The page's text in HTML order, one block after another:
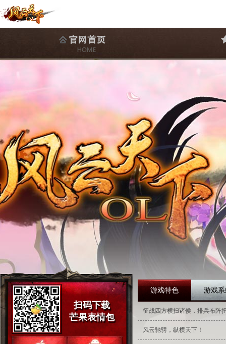
扫码下载
芒果表情包
游戏特色 游戏
征战四方横扫诸侯，排兵布阵
风云驰骋，纵横天下！